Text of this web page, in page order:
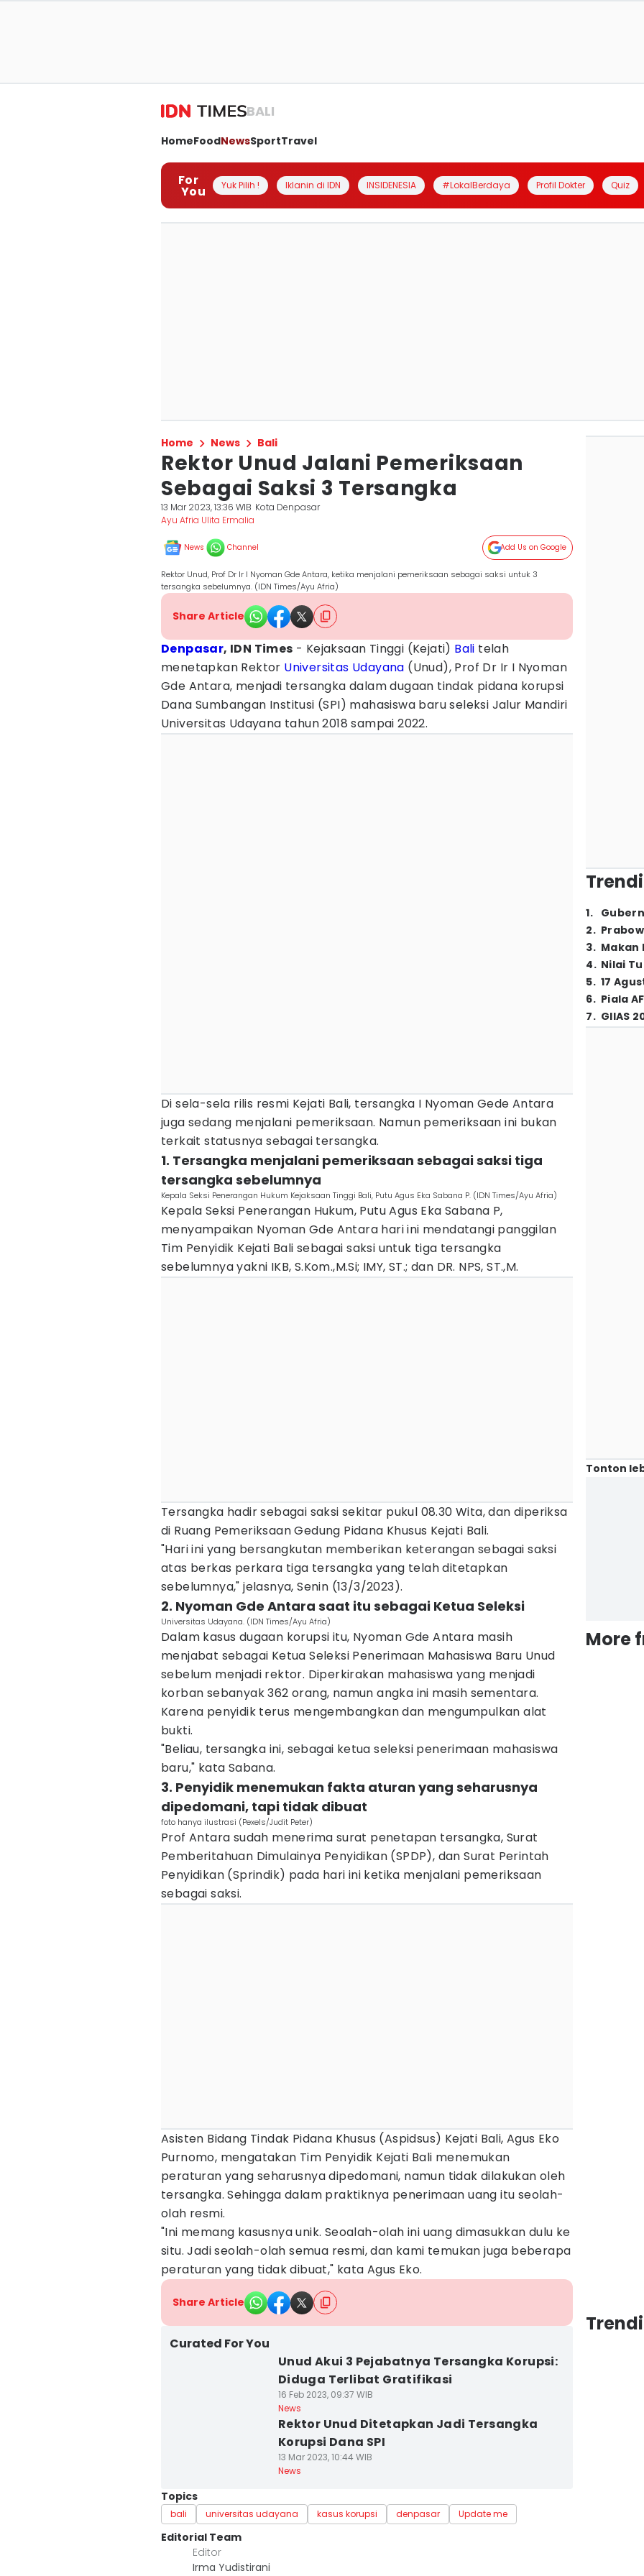
BALI
HomeFoodNewsSportTravel
For
You Yuk Pilih ! Iklanin di IDN INSIDENESIA #LokalBerdaya Profil Dokter Quiz
Home News Bali
Rektor Unud Jalani Pemeriksaan
Sebagai Saksi 3 Tersangka
13 Mar 2023, 13:36 WIB Kota Denpasar
Ayu Afria Ulita Ermalia
News Channel Add Us on Google
Rektor Unud, Prof Dr Ir I Nyoman Gde Antara, ketika menjalani pemeriksaan sebagai saksi untuk 3
tersangka sebelumnya. (IDN Times/Ayu Afria)
Share Article
Denpasar, IDN Times - Kejaksaan Tinggi (Kejati) Bali telah
menetapkan Rektor Universitas Udayana (Unud), Prof Dr Ir I Nyoman
Gde Antara, menjadi tersangka dalam dugaan tindak pidana korupsi
Dana Sumbangan Institusi (SPI) mahasiswa baru seleksi Jalur Mandiri
Universitas Udayana tahun 2018 sampai 2022.
Di sela-sela rilis resmi Kejati Bali, tersangka I Nyoman Gede Antara
juga sedang menjalani pemeriksaan. Namun pemeriksaan ini bukan
terkait statusnya sebagai tersangka.
1. Tersangka menjalani pemeriksaan sebagai saksi tiga
tersangka sebelumnya
Kepala Seksi Penerangan Hukum Kejaksaan Tinggi Bali, Putu Agus Eka Sabana P. (IDN Times/Ayu Afria)
Kepala Seksi Penerangan Hukum, Putu Agus Eka Sabana P,
menyampaikan Nyoman Gde Antara hari ini mendatangi panggilan
Tim Penyidik Kejati Bali sebagai saksi untuk tiga tersangka
sebelumnya yakni IKB, S.Kom.,M.Si; IMY, ST.; dan DR. NPS, ST.,M.
Tersangka hadir sebagai saksi sekitar pukul 08.30 Wita, dan diperiksa
di Ruang Pemeriksaan Gedung Pidana Khusus Kejati Bali.
"Hari ini yang bersangkutan memberikan keterangan sebagai saksi
atas berkas perkara tiga tersangka yang telah ditetapkan
sebelumnya," jelasnya, Senin (13/3/2023).
2. Nyoman Gde Antara saat itu sebagai Ketua Seleksi
Universitas Udayana. (IDN Times/Ayu Afria)
Dalam kasus dugaan korupsi itu, Nyoman Gde Antara masih
menjabat sebagai Ketua Seleksi Penerimaan Mahasiswa Baru Unud
sebelum menjadi rektor. Diperkirakan mahasiswa yang menjadi
korban sebanyak 362 orang, namun angka ini masih sementara.
Karena penyidik terus mengembangkan dan mengumpulkan alat
bukti.
"Beliau, tersangka ini, sebagai ketua seleksi penerimaan mahasiswa
baru," kata Sabana.
3. Penyidik menemukan fakta aturan yang seharusnya
dipedomani, tapi tidak dibuat
foto hanya ilustrasi (Pexels/Judit Peter)
Prof Antara sudah menerima surat penetapan tersangka, Surat
Pemberitahuan Dimulainya Penyidikan (SPDP), dan Surat Perintah
Penyidikan (Sprindik) pada hari ini ketika menjalani pemeriksaan
sebagai saksi.
Asisten Bidang Tindak Pidana Khusus (Aspidsus) Kejati Bali, Agus Eko
Purnomo, mengatakan Tim Penyidik Kejati Bali menemukan
peraturan yang seharusnya dipedomani, namun tidak dilakukan oleh
tersangka. Sehingga dalam praktiknya penerimaan uang itu seolah-
olah resmi.
"Ini memang kasusnya unik. Seoalah-olah ini uang dimasukkan dulu ke
situ. Jadi seolah-olah semua resmi, dan kami temukan juga beberapa
peraturan yang tidak dibuat," kata Agus Eko.
Share Article
Curated For You
Unud Akui 3 Pejabatnya Tersangka Korupsi:
Diduga Terlibat Gratifikasi
16 Feb 2023, 09:37 WIB
News
Rektor Unud Ditetapkan Jadi Tersangka
Korupsi Dana SPI
13 Mar 2023, 10:44 WIB
News
Topics
bali universitas udayana kasus korupsi denpasar Update me
Editorial Team
Editor
Irma Yudistirani
1.
2.
3. Makan
4. Nilai
5. 17
6. Piala
7. GIIAS
Tonton
More